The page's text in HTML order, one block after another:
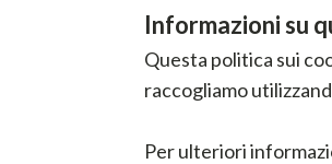
Informazioni su
Questa politica sui
raccogliamo
Per ulteriori